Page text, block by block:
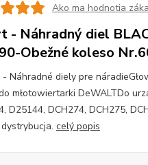
Ako ma hodnotia
- Náhradný diel
Obežné koleso
Náhradné diely pre
młotowiertarki DeWALTDo
D25144, DCH274, DCH275,
celý popis